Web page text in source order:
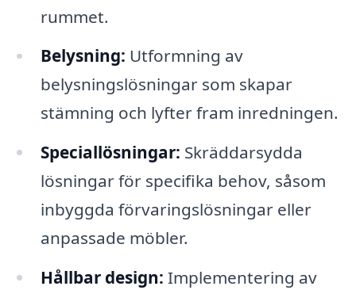
rummet.
Belysning: Utformning av
belysningslösningar som skapar
stämning och lyfter fram inredningen.
Speciallösningar: Skräddarsydda
lösningar för specifika behov, såsom
inbyggda förvaringslösningar eller
anpassade möbler.
Hållbar design: Implementering av